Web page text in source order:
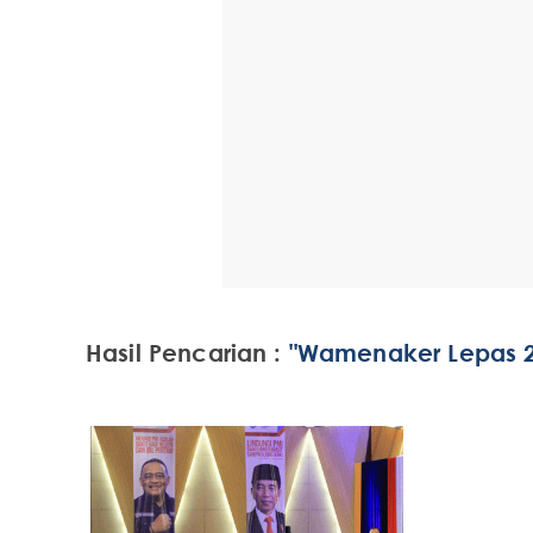
Hasil Pencarian : "Wamenaker Lepas